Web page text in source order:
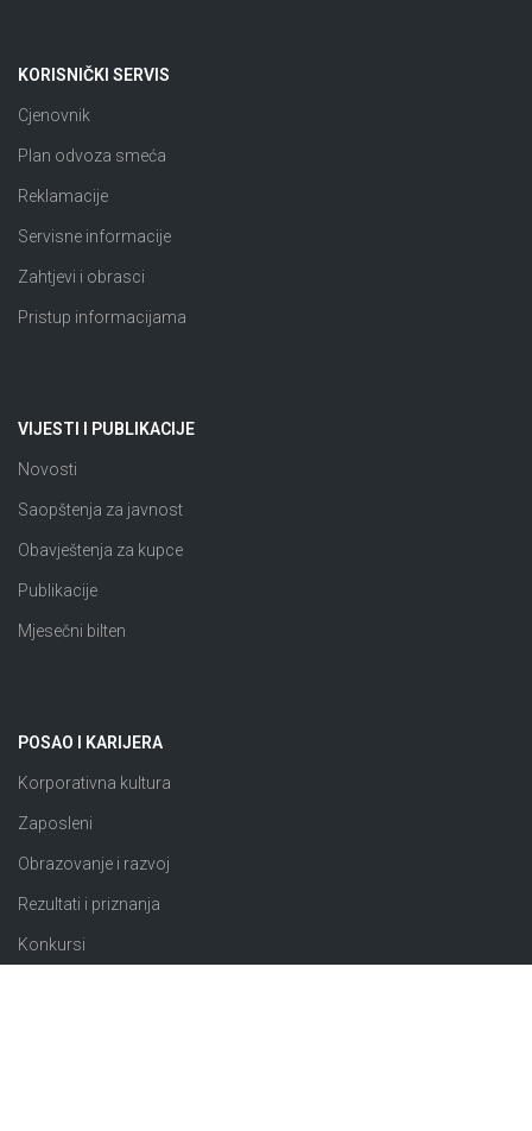
KORISNIČKI SERVIS
Cjenovnik
Plan odvoza smeća
Reklamacije
Servisne informacije
Zahtjevi i obrasci
Pristup informacijama
VIJESTI I PUBLIKACIJE
Novosti
Saopštenja za javnost
Obavještenja za kupce
Publikacije
Mjesečni bilten
POSAO I KARIJERA
Korporativna kultura
Zaposleni
Obrazovanje i razvoj
Rezultati i priznanja
Konkursi